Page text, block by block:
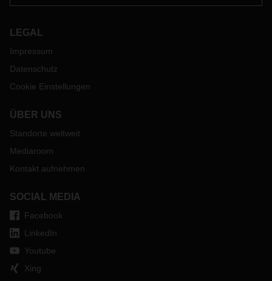
LEGAL
Impressum
Datenschutz
Cookie Einstellungen
ÜBER UNS
Standorte weltweit
Mediaroom
Kontakt aufnehmen
SOCIAL MEDIA
Facebook
LinkedIn
Youtube
Xing